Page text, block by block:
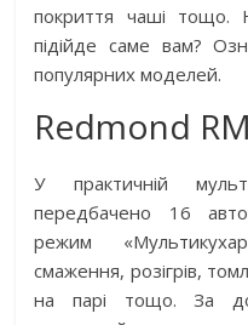
покриття чаші тощо.
підійде саме вам?
популярних моделей.
Redmond
У практичній
передбачено 16
режим
смаження, розігрів,
на парі тощо. За